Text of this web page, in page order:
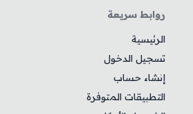
روابط سريعة
الرئيسية
تسجيل الدخول
إنشاء حساب
التطبيقات المتوفرة